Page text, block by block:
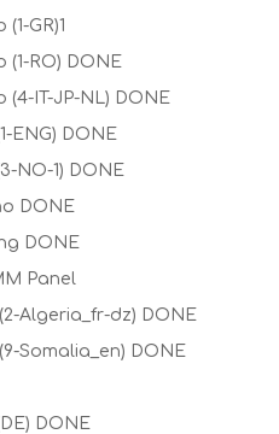
GR)1
(1-RO) DONE
(4-IT-JP-NL) DONE
ENG) DONE
NO-1) DONE
DONE
DONE
Panel
Algeria_fr-dz) DONE
Somalia_en) DONE
DONE